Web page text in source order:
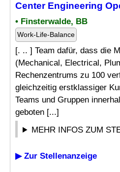
Center Engineering
• Finsterwalde, BB
Work-Life-Balance
[. .. ] Team dafür, dass die
(Mechanical, Electrical,
Rechenzentrums zu 100
gleichzeitig erstklassiger
Teams und Gruppen
geboten [...]
MEHR INFOS ZUM
▶ Zur Stellenanzeige